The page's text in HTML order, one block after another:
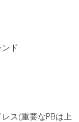
ド
ス(重要なPBは上